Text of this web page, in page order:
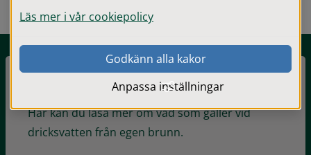
Dricksvatten från egen brunn
Här kan du läsa mer om vad som gäller vid
dricksvatten från egen brunn.
Läs mer i vår cookiepolicy
Godkänn alla kakor
Anpassa inställningar